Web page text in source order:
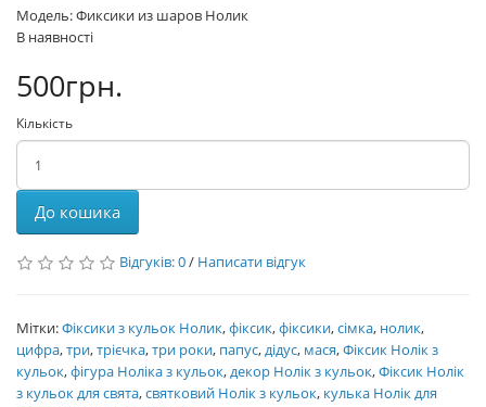
Модель: Фиксики из шаров Нолик
В наявності
500грн.
Кількість
До кошика
Відгуків: 0/ Написати відгук
Мітки:Фіксики з кульок Нолик,фіксик,фіксики,сімка, нолик,
цифра,три,трієчка,три роки, папус,дідус, мася,Фіксик Нолік з
кульок,фігура Ноліка з кульок,декор Нолік з кульок,Фіксик Нолік
з кульок для свята,святковий Нолік з кульок, кулька Нолік для